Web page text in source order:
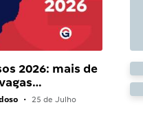
2026: mais de
• 25 de Julho